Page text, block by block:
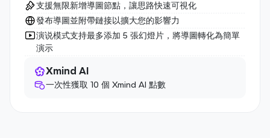
支援無限新增導圖節點，讓思路快速可視化
發布導圖並附帶鏈接以擴大您的影響力
演说模式支持最多添加 5 張幻燈片，將導圖轉化為簡單
演示
Xmind AI
一次性獲取 10 個 Xmind AI 點數